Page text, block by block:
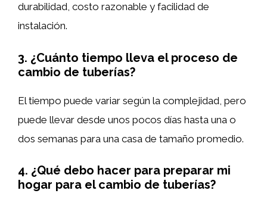
durabilidad, costo razonable y facilidad de
instalación.
3. ¿Cuánto tiempo lleva el proceso de
cambio de tuberías?
El tiempo puede variar según la complejidad, pero
puede llevar desde unos pocos días hasta una o
dos semanas para una casa de tamaño promedio.
4. ¿Qué debo hacer para preparar mi
hogar para el cambio de tuberías?